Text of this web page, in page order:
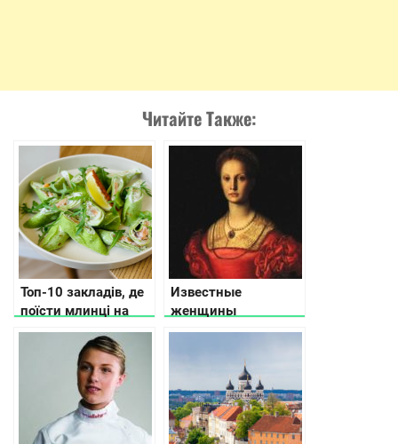
Читайте Также:
Топ-10 закладів, де
поїсти млинці на
Масляну, в Києві
Известные
женщины
Закарпатья